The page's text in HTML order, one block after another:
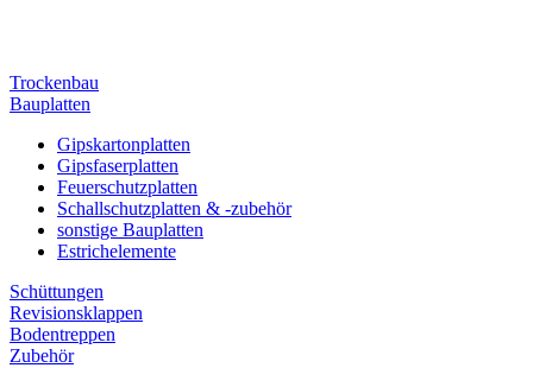
Trockenbau
Bauplatten
Gipskartonplatten
Gipsfaserplatten
Feuerschutzplatten
Schallschutzplatten & -zubehör
sonstige Bauplatten
Estrichelemente
Schüttungen
Revisionsklappen
Bodentreppen
Zubehör